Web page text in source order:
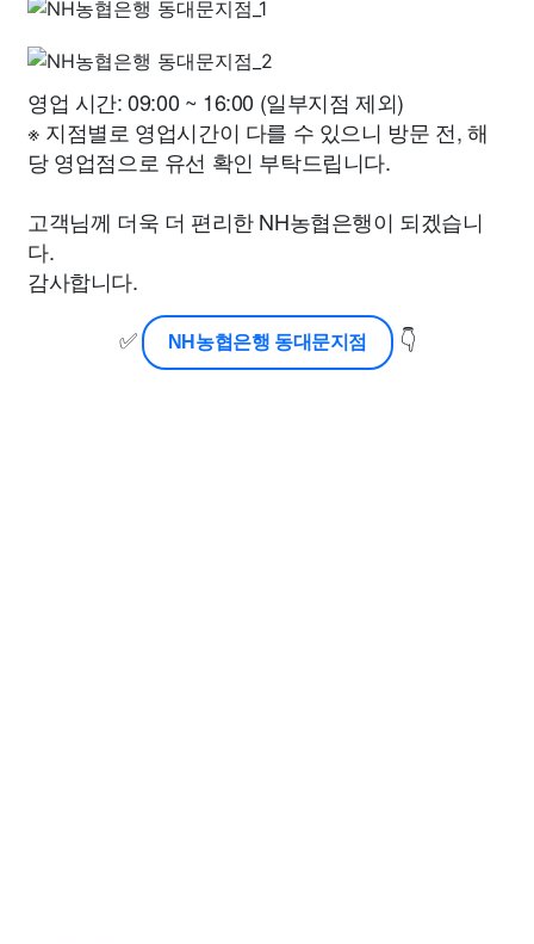
영업 시간: 09:00 ~ 16:00 (일부지점 제외)
※ 지점별로 영업시간이 다를 수 있으니 방문 전, 해
당 영업점으로 유선 확인 부탁드립니다.
고객님께 더욱 더 편리한 NH농협은행이 되겠습니
다.
감사합니다.
✅
NH농협은행 동대문지점 👇